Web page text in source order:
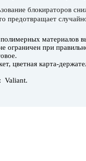
блокираторов
предотвращает
материалов
ограничен при
цветная карта-
Valiant.